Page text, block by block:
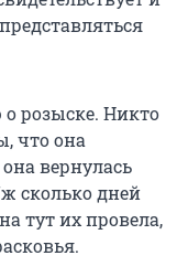
розыске. Никто
что она
вернулась
сколько дней
тут их провела,